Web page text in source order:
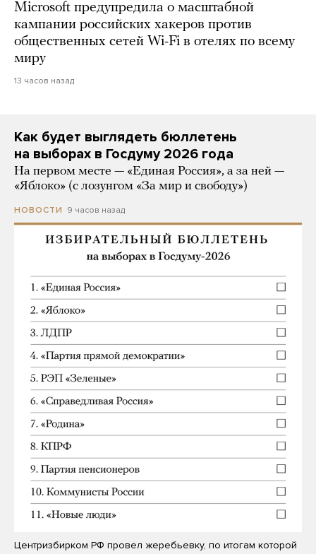
Microsoft предупредила о масштабной
кампании российских хакеров против
общественных сетей Wi-Fi в отелях по всему
миру
13 часов назад
Как будет выглядеть бюллетень
на выборах в Госдуму 2026 года
На первом месте — «Единая Россия», а за ней —
«Яблоко» (с лозунгом «За мир и свободу»)
НОВОСТИ 9 часов назад
Центризбирком РФ провел жеребьевку, по итогам которой